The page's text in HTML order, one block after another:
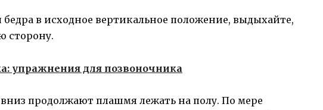
в исходное вертикальное положение, выдыхайте,
сторону.
продолжают плашмя лежать на полу. По мере